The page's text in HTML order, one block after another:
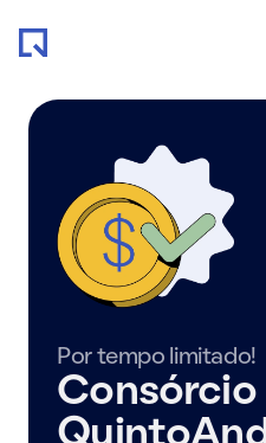
Por tempo limitado!
Consórcio